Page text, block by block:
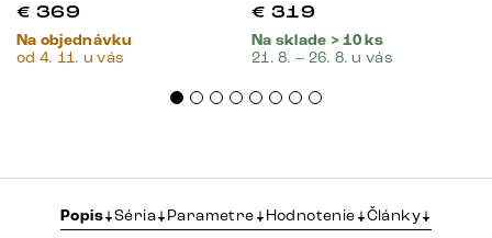
€ 369
Na objednávku
od 4. 11. u vás
€ 319
Na sklade > 10 ks
21. 8. – 26. 8. u vás
Popis Séria Parametre Hodnotenie
Články